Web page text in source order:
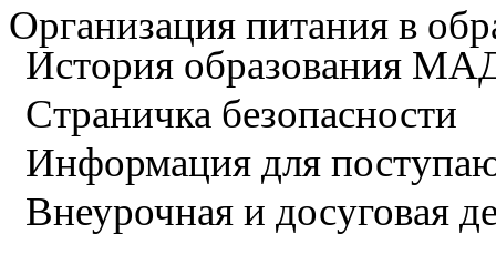
Организация питания в
История образования
Страничка безопасности
Информация для
Внеурочная и досуговая